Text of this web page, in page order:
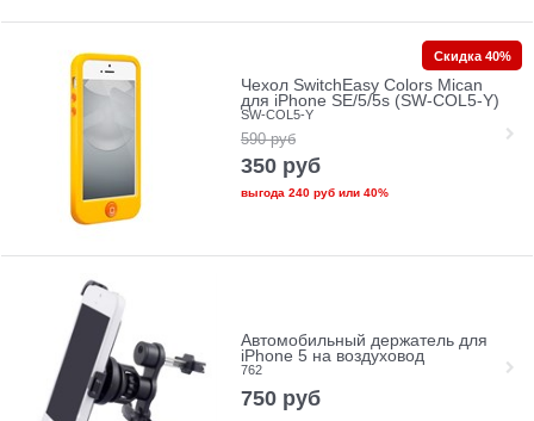
Чехол SwitchEasy Colors Mican
для iPhone SE/5/5s (SW-COL5-Y)
SW-COL5-Y
590 руб
350 руб
выгода 240 рубили 40%
Скидка 40%
Автомобильный держатель для
iPhone 5 на воздуховод
762
750 руб